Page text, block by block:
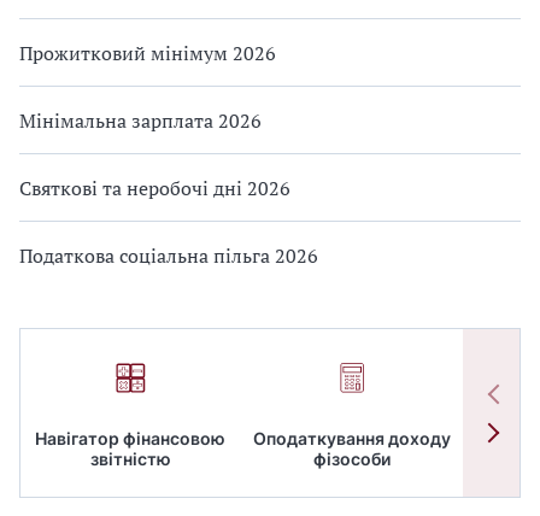
Прожитковий мінімум 2026
Мінімальна зарплата 2026
Святкові та неробочі дні 2026
Податкова соціальна пільга 2026
Навігатор фінансовою
звітністю
Оподаткування доходу
фізособи